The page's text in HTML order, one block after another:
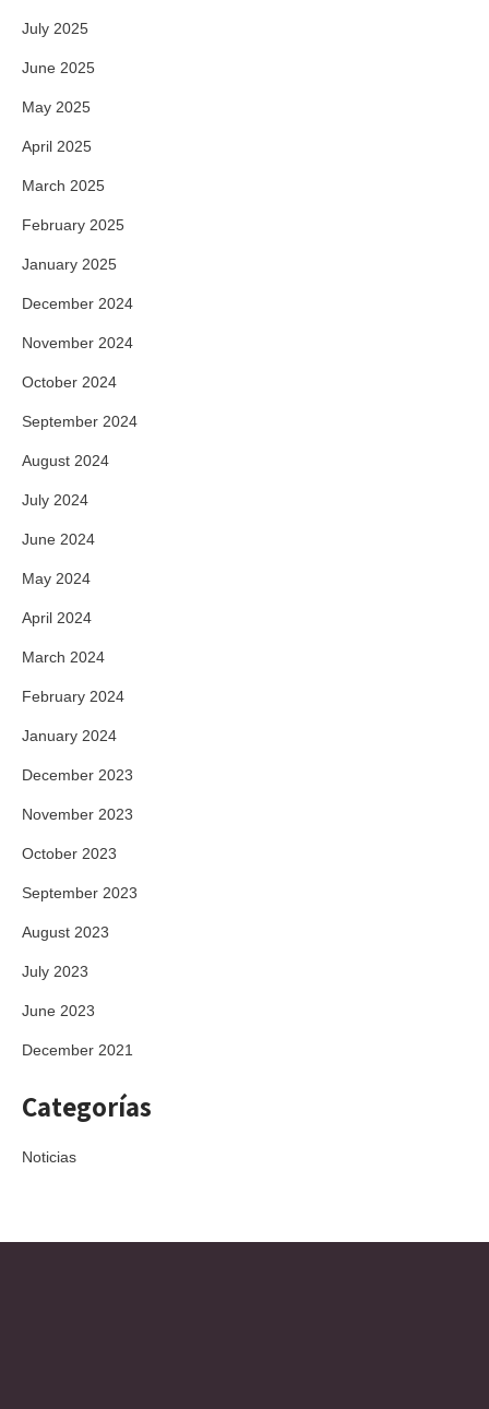
July 2025
June 2025
May 2025
April 2025
March 2025
February 2025
January 2025
December 2024
November 2024
October 2024
September 2024
August 2024
July 2024
June 2024
May 2024
April 2024
March 2024
February 2024
January 2024
December 2023
November 2023
October 2023
September 2023
August 2023
July 2023
June 2023
December 2021
Categorías
Noticias